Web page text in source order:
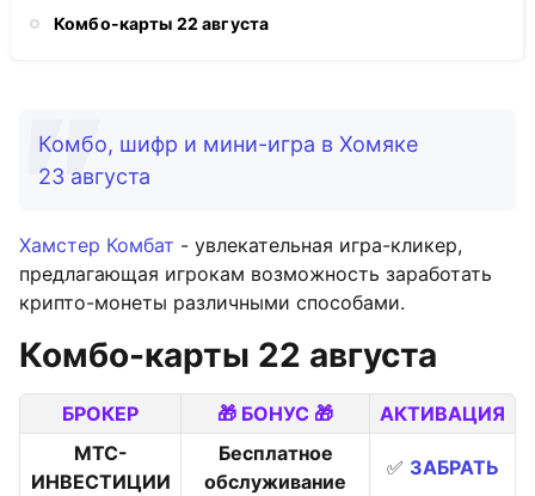
Комбо-карты 22 августа
Комбо, шифр и мини-игра в Хомяке
23 августа
Хамстер Комбат - увлекательная игра-кликер,
предлагающая игрокам возможность заработать
крипто-монеты различными способами.
Комбо-карты 22 августа
БРОКЕР 🎁 БОНУС 🎁
АКТИВАЦИЯ
МТС-
ИНВЕСТИЦИИ
Бесплатное
обслуживание
✅ ЗАБРАТЬ